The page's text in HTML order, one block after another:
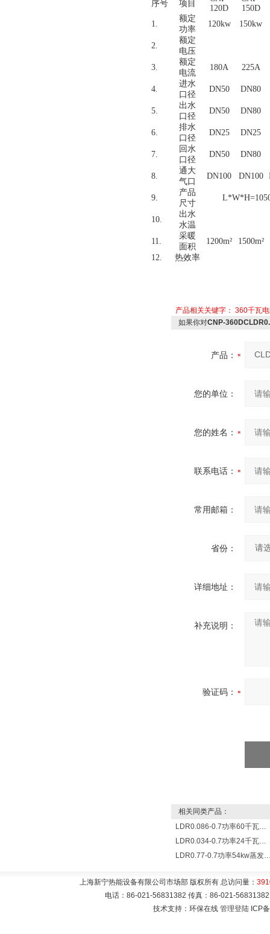
序号 项目
120D
150D
1.
额定
功率
120kw 150kw
2.
额定
电压
3.
额定
电流
180A 225A
4.
进水
口径
DN50 DN80
5.
出水
口径
DN50 DN80
6.
排水
口径
DN25 DN25
7.
回水
口径
DN50 DN80
8.
通大
气口
DN100 DN100
9.
产品
尺寸
10.
出水
水温
11.
采暖
面积
1200m² 1500m²
12.
热效率
产品相关关键字： 360千瓦
如果你对CNP-
产品：
您的单位：
您的姓名：
联系电话：
常用邮箱：
省份：
详细地址：
补充说明：
验证码：
相关同类产品：
LDR0.086-0.7功率60千瓦蒸发量86公斤/小时电锅炉
LDR0.034-0.7功率24千瓦蒸发量34公斤/小时电蒸汽锅炉
LDR0.77-0.7功率54kw蒸发量
上海新宁热能设备有限公司市场部 版权所有 总访问量：
电话：86-021-56831382 传真：86-021-
技术支持：环保在线 管理登陆 ICP